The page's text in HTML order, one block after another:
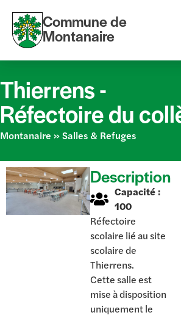
Commune de
Montanaire
Thierrens -
Réfectoire du
Montanaire »Salles & Refuges
Description
Capacité :
100
Réfectoire
scolaire lié au site
scolaire de
Thierrens.
Cette salle est
mise à disposition
uniquement le